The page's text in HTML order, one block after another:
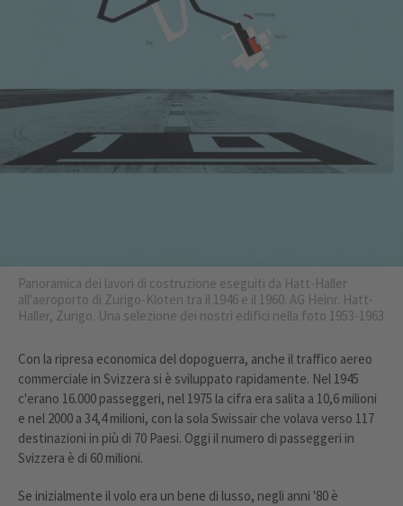
Panoramica dei lavori di costruzione eseguiti da Hatt-Haller
all'aeroporto di Zurigo-Kloten tra il 1946 e il 1960. AG Heinr. Hatt-
Haller, Zurigo. Una selezione dei nostri edifici nella foto 1953-1963
Con la ripresa economica del dopoguerra, anche il traffico aereo
commerciale in Svizzera si è sviluppato rapidamente. Nel 1945
c'erano 16.000 passeggeri, nel 1975 la cifra era salita a 10,6 milioni
e nel 2000 a 34,4 milioni, con la sola Swissair che volava verso 117
destinazioni in più di 70 Paesi. Oggi il numero di passeggeri in
Svizzera è di 60 milioni.
Se inizialmente il volo era un bene di lusso, negli anni '80 è